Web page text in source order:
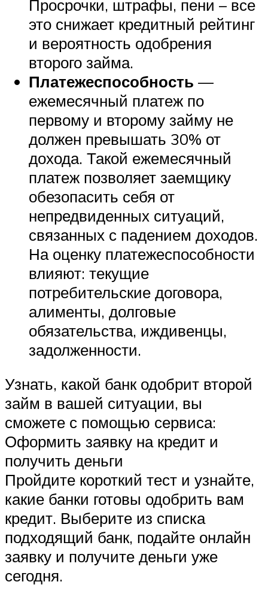
Просрочки, штрафы, пени – все
это снижает кредитный рейтинг
и вероятность одобрения
второго займа.
Платежеспособность —
ежемесячный платеж по
первому и второму займу не
должен превышать 30% от
дохода. Такой ежемесячный
платеж позволяет заемщику
обезопасить себя от
непредвиденных ситуаций,
связанных с падением доходов.
На оценку платежеспособности
влияют: текущие
потребительские договора,
алименты, долговые
обязательства, иждивенцы,
задолженности.
Узнать, какой банк одобрит второй
займ в вашей ситуации, вы
сможете с помощью сервиса:
Оформить заявку на кредит и
получить деньги
Пройдите короткий тест и узнайте,
какие банки готовы одобрить вам
кредит. Выберите из списка
подходящий банк, подайте онлайн
заявку и получите деньги уже
сегодня.